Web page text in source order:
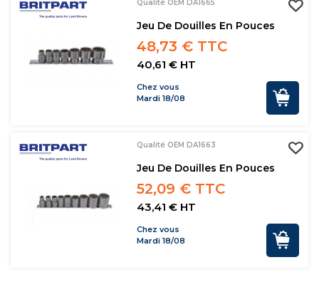
Qualité OEM DA1665
Jeu De Douilles En Pouces
48,73 € TTC
40,61 € HT
Chez vous
Mardi 18/08
Qualité OEM DA1663
Jeu De Douilles En Pouces
52,09 € TTC
43,41 € HT
Chez vous
Mardi 18/08